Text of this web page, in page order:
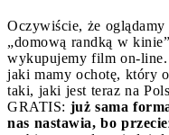
Oczywiście, że
„domową randką w
wykupujemy film on-
jaki mamy ochotę, który
taki, jaki jest teraz na
GRATIS: już sama
nas nastawia, bo